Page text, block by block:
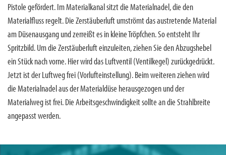
Pistole gefördert. Im Materialkanal sitzt die Materialnadel, die den
Materialfluss regelt. Die Zerstäuberluft umströmt das austretende Material
am Düsenausgang und zerreißt es in kleine Tröpfchen. So entsteht Ihr
Spritzbild. Um die Zerstäuberluft einzuleiten, ziehen Sie den Abzugshebel
ein Stück nach vorne. Hier wird das Luftventil (Ventilkegel) zurückgedrückt.
Jetzt ist der Luftweg frei (Vorlufteinstellung). Beim weiteren ziehen wird
die Materialnadel aus der Materialdüse herausgezogen und der
Materialweg ist frei. Die Arbeitsgeschwindigkeit sollte an die Strahlbreite
angepasst werden.